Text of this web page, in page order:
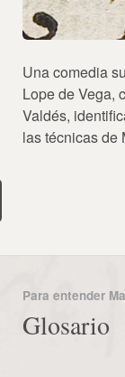
Una comedia
Lope de Vega,
Valdés,
las técnicas de
Para entender
Glosario